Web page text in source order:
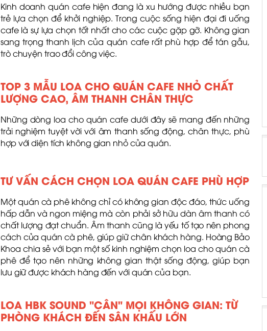
Kinh doanh quán cafe hiện đang là xu hướng được nhiều bạn
trẻ lựa chọn để khởi nghiệp. Trong cuộc sống hiện đại đi uống
cafe là sự lựa chọn tốt nhất cho các cuộc gặp gỡ. Không gian
sang trọng thanh lịch của quán cafe rất phù hợp để tán gẫu,
trò chuyện trao đổi công việc.
TOP 3 MẪU LOA CHO QUÁN CAFE NHỎ CHẤT
LƯỢNG CAO, ÂM THANH CHÂN THỰC
Những dòng loa cho quán cafe dưới đây sẽ mang đến những
trải nghiệm tuyệt vời với âm thanh sống động, chân thực, phù
hợp với diện tích không gian nhỏ của quán.
TƯ VẤN CÁCH CHỌN LOA QUÁN CAFE PHÙ HỢP
Một quán cà phê không chỉ có không gian độc đáo, thức uống
hấp dẫn và ngon miệng mà còn phải sở hữu dàn âm thanh có
chất lượng đạt chuẩn. Âm thanh cũng là yếu tố tạo nên phong
cách của quán cà phê, giúp giữ chân khách hàng. Hoàng Bảo
Khoa chia sẻ với bạn một số kinh nghiệm chọn loa cho quán cà
phê để tạo nên những không gian thật sống động, giúp bạn
lưu giữ được khách hàng đến với quán của bạn.
LOA HBK SOUND "CÂN" MỌI KHÔNG GIAN: TỪ
PHÒNG KHÁCH ĐẾN SÂN KHẤU LỚN